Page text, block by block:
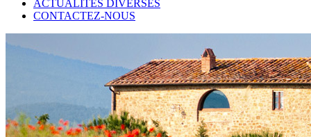
ACTUALITÉS DIVERSES
CONTACTEZ-NOUS